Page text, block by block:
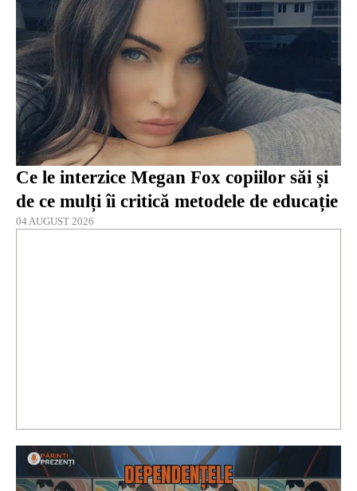
Ce le interzice Megan Fox copiilor săi și
de ce mulți îi critică metodele de educație
04 AUGUST 2026